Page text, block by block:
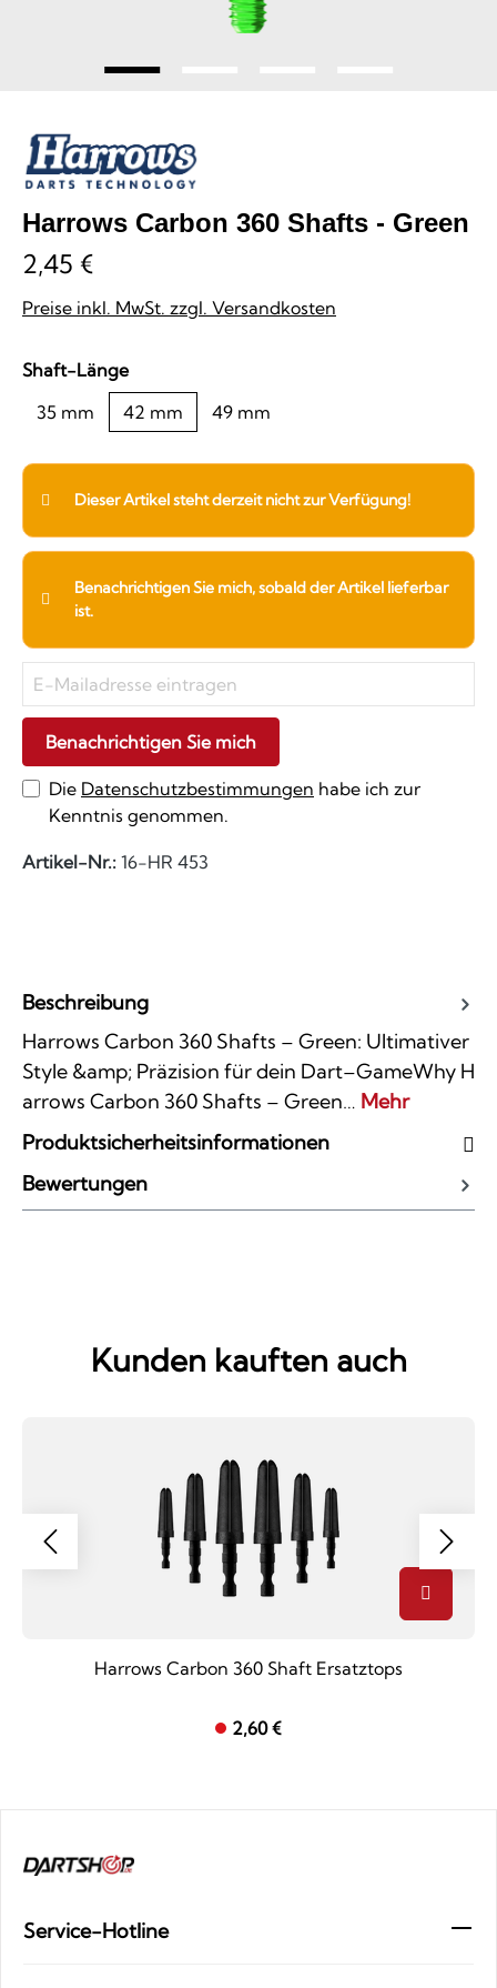
Harrows Carbon 360 Shafts - Green
2,45 €
Preise inkl. MwSt. zzgl. Versandkosten
Shaft-Längeauswählen
35 mm
42 mm 49 mm
Dieser Artikel steht derzeit nicht zur Verfügung!
Benachrichtigen Sie mich, sobald der Artikel lieferbar
ist.
Benachrichtigen Sie mich
Die Datenschutzbestimmungen habe ich zur
Kenntnis genommen.
Artikel-Nr.: 16-HR 453
Beschreibung
Harrows Carbon 360 Shafts – Green: Ultimativer
Style &amp; Präzision für dein Dart–GameWhy H
arrows Carbon 360 Shafts – Green… Mehr
Produktsicherheitsinformationen
Bewertungen
Kunden kauften auch
Harrows Carbon 360 Shaft Ersatztops
2,60 €
Service-Hotline